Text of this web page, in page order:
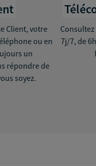
Client, votre
ou en
un
répondre de
soyez.
7j/7, de